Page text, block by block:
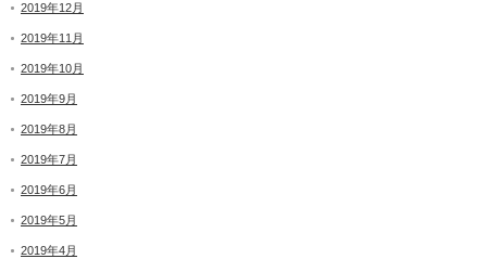
2019年12月
2019年11月
2019年10月
2019年9月
2019年8月
2019年7月
2019年6月
2019年5月
2019年4月